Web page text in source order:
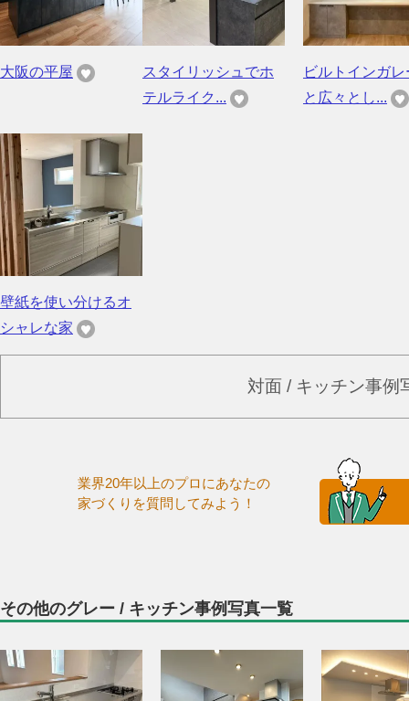
大阪の平屋
スタイリッシュでホ
テルライク...
ビルトインガレ
と広々とし...
壁紙を使い分けるオ
シャレな家
対面 / キッチン事例
業界20年以上のプロにあなたの
家づくりを質問してみよう！
その他のグレー / キッチン事例写真一覧